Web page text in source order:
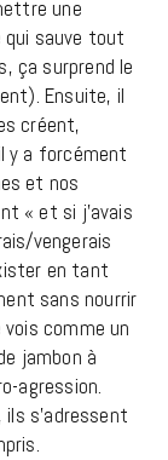
une
qui sauve tout
ça surprend le
Ensuite, il
créent,
y a forcément
et nos
« et si j’avais
vengerais
en tant
sans nourrir
comme un
jambon à
agression.
s’adressent